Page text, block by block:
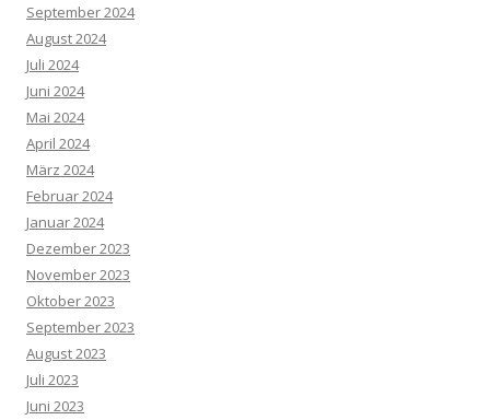
September 2024
August 2024
Juli 2024
Juni 2024
Mai 2024
April 2024
März 2024
Februar 2024
Januar 2024
Dezember 2023
November 2023
Oktober 2023
September 2023
August 2023
Juli 2023
Juni 2023